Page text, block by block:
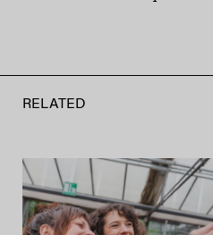
RELATED